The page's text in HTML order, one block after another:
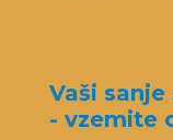
Vaši
- vzemite